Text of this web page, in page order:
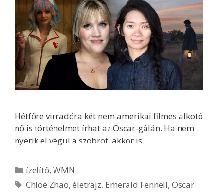
Hétfőre virradóra két nem amerikai filmes alkotó
nő is történelmet írhat az Oscar-gálán. Ha nem
nyerik el végül a szobrot, akkor is.
Kategória
ízelítő,WMN
Címkék
Chloé Zhao,életrajz, Emerald Fennell,Oscar